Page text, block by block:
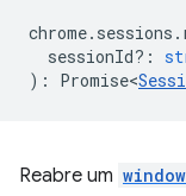
chrome. sessions .
sessionId? :
) : Promise<
Reabre um